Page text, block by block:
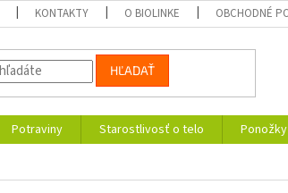
KONTAKTY O BIOLINKE OBCHODNÉ
HĽADAŤ
Potraviny Starostlivosť o telo Ponožky